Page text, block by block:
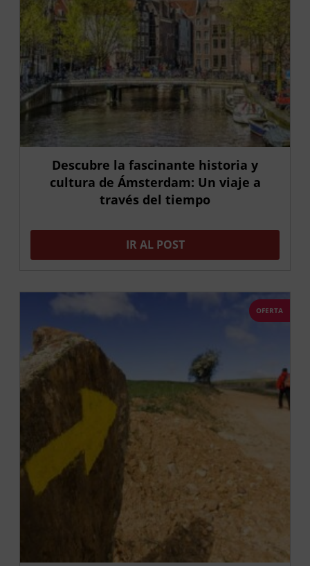
Descubre la fascinante historia y
cultura de Ámsterdam: Un viaje a
través del tiempo
IR AL POST
OFERTA